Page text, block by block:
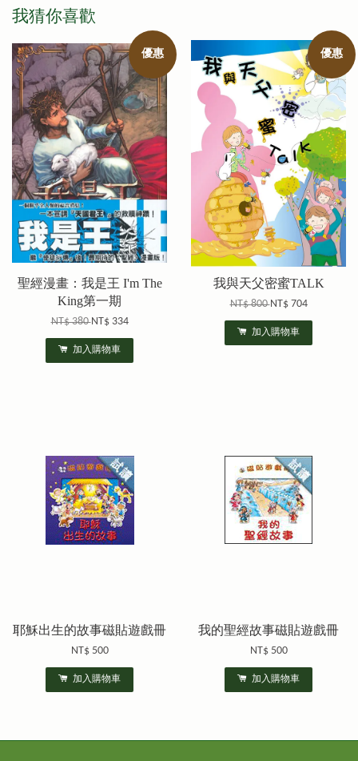
我猜你喜歡
優惠
聖經漫畫：我是王 I'm The
King第一期
NT$ 380NT$ 334
加入購物車
優惠
我與天父密蜜TALK
NT$ 800NT$ 704
加入購物車
耶穌出生的故事磁貼遊戲冊
NT$ 500
加入購物車
我的聖經故事磁貼遊戲冊
NT$ 500
加入購物車